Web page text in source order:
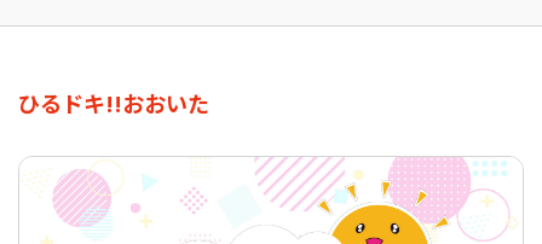
ひるドキ!!おおいた